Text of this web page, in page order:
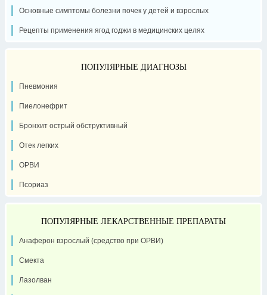
Основные симптомы болезни почек у детей и взрослых
Рецепты применения ягод годжи в медицинских целях
ПОПУЛЯРНЫЕ ДИАГНОЗЫ
Пневмония
Пиелонефрит
Бронхит острый обструктивный
Отек легких
ОРВИ
Псориаз
ПОПУЛЯРНЫЕ ЛЕКАРСТВЕННЫЕ ПРЕПАРАТЫ
Анаферон взрослый (средство при ОРВИ)
Смекта
Лазолван